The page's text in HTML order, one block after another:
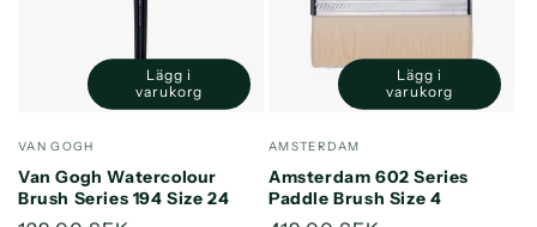
Säljare:
VAN GOGH
Van Gogh Watercolour
Brush Series 194 Size 24
Minska
kvantitet
Title
Öka
kvantitet
Title
Lägg i
varukorg
Säljare:
AMSTERDAM
Amsterdam 602 Series
Paddle Brush Size 4
Minska
kvantitet
Title
Öka
kvantitet
Title
Lägg i
varukorg